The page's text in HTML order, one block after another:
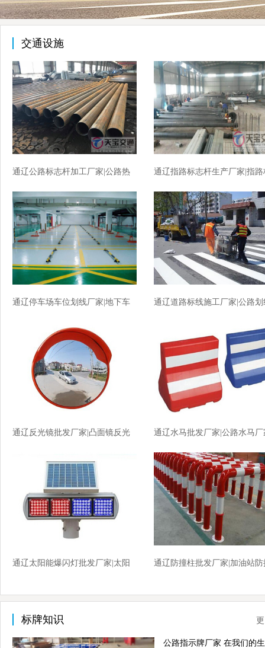
交通设施
通辽公路标志杆加工厂家|公路热
通辽指路标志杆生产厂家|指路
通辽停车场车位划线厂家|地下车
通辽道路标线施工厂家|公路划
通辽反光镜批发厂家|凸面镜反光
通辽水马批发厂家|公路水马厂
通辽太阳能爆闪灯批发厂家|太阳
通辽防撞柱批发厂家|加油站防
标牌知识